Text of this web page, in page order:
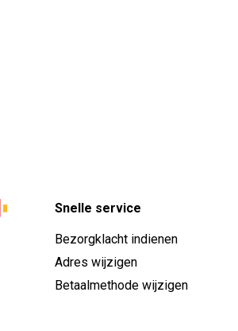
Snelle service
Bezorgklacht indienen
Adres wijzigen
Betaalmethode wijzigen